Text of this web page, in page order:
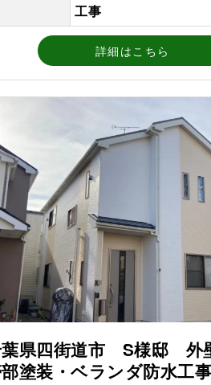
工事
詳細はこちら
県四街道市 S様邸 外
塗装・ベランダ防水工事